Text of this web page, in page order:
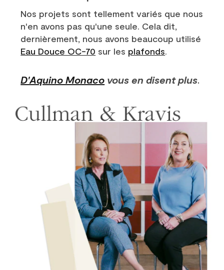
Nos projets sont tellement variés que nous
n'en avons pas qu'une seule. Cela dit,
dernièrement, nous avons beaucoup utilisé
Eau Douce OC-70 sur les plafonds.
D'Aquino Monaco vous en disent plus.